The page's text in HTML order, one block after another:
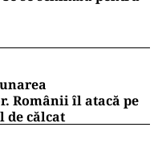
Românii îl atacă pe
de călcat